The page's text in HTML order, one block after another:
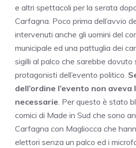
e altri spettacoli per la serata
Carfagna. Poco prima dell’avvio
intervenuti anche gli uomini del
municipale ed una pattuglia dei
sigilli al palco che sarebbe dovuto
protagonisti dell’evento politico.
dell’ordine l’evento non
necessarie. Per questo è stato
comici di Made in Sud che sono
Carfagna con Magliocca che
elettori senza un palco ed i